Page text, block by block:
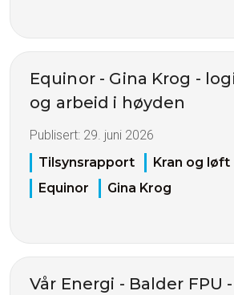
Equinor - Gina Krog -
og arbeid i høyden
Publisert: 29. juni 2026
Tilsynsrapport
Kran og løft
Equinor
Gina Krog
Vår Energi - Balder FPU -